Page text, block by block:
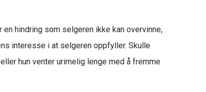
hindring som selgeren ikke kan overvinne,
interesse i at selgeren oppfyller. Skulle
hun venter urimelig lenge med å fremme